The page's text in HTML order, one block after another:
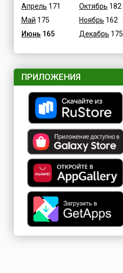
Апрель 171
Май 175
Июнь 165
Октябрь 182
Ноябрь 162
Декабрь 175
ПРИЛОЖЕНИЯ